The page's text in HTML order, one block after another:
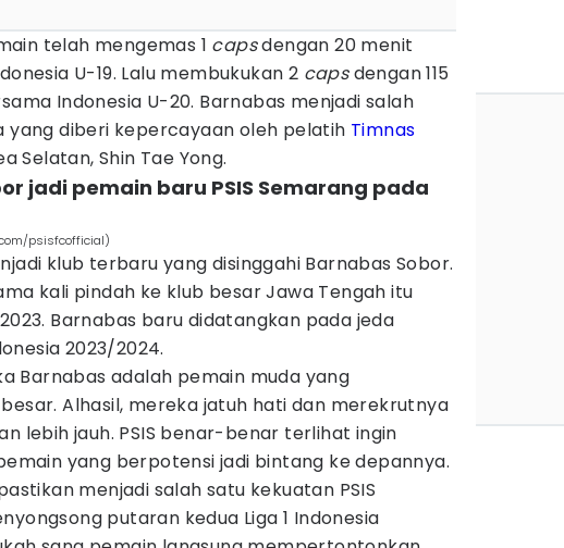
telah mengemas 1 capsdengan 20 menit
U-19. Lalu membukukan 2 capsdengan 115
Indonesia U-20. Barnabas menjadi salah
yang diberi kepercayaan oleh pelatih Timnas
Selatan, Shin Tae Yong.
jadi pemain baru PSIS Semarang pada
psisfcofficial)
klub terbaru yang disinggahi Barnabas Sobor.
kali pindah ke klub besar Jawa Tengah itu
Barnabas baru didatangkan pada jeda
2023/2024.
Barnabas adalah pemain muda yang
Alhasil, mereka jatuh hati dan merekrutnya
lebih jauh. PSIS benar-benar terlihat ingin
yang berpotensi jadi bintang ke depannya.
menjadi salah satu kekuatan PSIS
putaran kedua Liga 1 Indonesia